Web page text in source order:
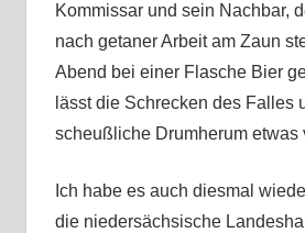
Kommissar und sein Nachbar,
nach getaner Arbeit am Zaun
Abend bei einer Flasche Bier
lässt die Schrecken des Falles
scheußliche Drumherum etwas
Ich habe es auch diesmal
die niedersächsische